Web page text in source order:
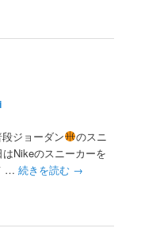
ジョーダン
のスニ
Nikeのスニーカーを
…続きを読む →